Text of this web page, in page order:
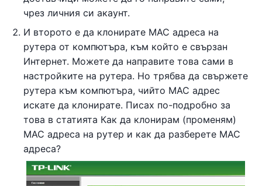
чрез личния си акаунт.
И второто е да клонирате MAC адреса на
рутера от компютъра, към който е свързан
Интернет. Можете да направите това сами в
настройките на рутера. Но трябва да свържете
рутера към компютъра, чийто MAC адрес
искате да клонирате. Писах по-подробно за
това в статията Как да клонирам (променям)
MAC адреса на рутер и как да разберете МАС
адреса?